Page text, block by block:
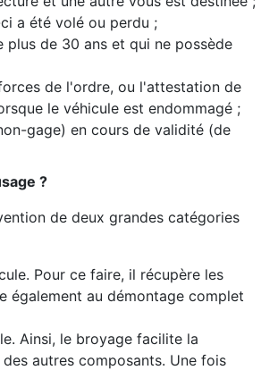
a été volé ou perdu ;
de 30 ans et qui ne possède
de l'ordre, ou l'attestation de
le véhicule est endommagé ;
gage) en cours de validité (de
?
de deux grandes catégories
Pour ce faire, il récupère les
également au démontage complet
Ainsi, le broyage facilite la
autres composants. Une fois